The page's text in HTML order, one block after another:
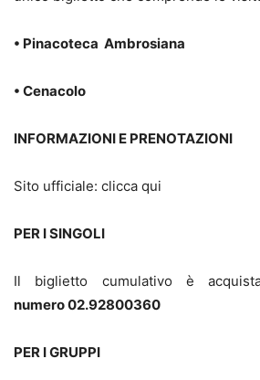
• Pinacoteca Ambrosiana
• Cenacolo
INFORMAZIONI E PRENOTAZIONI
Sito ufficiale: clicca qui
PER I SINGOLI
Il biglietto cumulativo è
numero 02.92800360
PER I GRUPPI